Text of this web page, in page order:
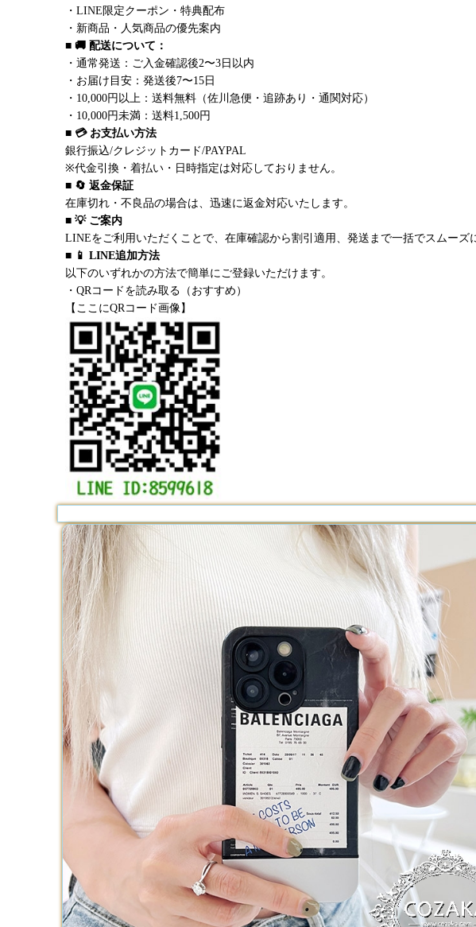
・LINE限定クーポン・特典配布
・新商品・人気商品の優先案内
■ 🚚 配送について：
・通常発送：ご入金確認後2〜3日以内
・お届け目安：発送後7〜15日
・10,000円以上：送料無料（佐川急便・追跡あり・通関対応）
・10,000円未満：送料1,500円
■ 💳 お支払い方法
銀行振込/クレジットカード/PAYPAL
※代金引換・着払い・日時指定は対応しておりません。
■ 🔄 返金保証
在庫切れ・不良品の場合は、迅速に返金対応いたします。
■ 💡 ご案内
LINEをご利用いただくことで、在庫確認から割引適用、発送まで一括でスムー
■ 📱 LINE追加方法
以下のいずれかの方法で簡単にご登録いただけます。
・QRコードを読み取る（おすすめ）
【ここにQRコード画像】